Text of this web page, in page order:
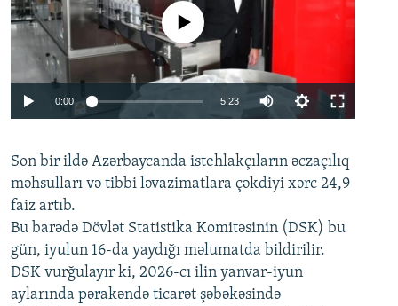
Auto 240p 360p 480p
720p 1080p
No media source currently available
0:00 5:23
360p
480p
720p
1080p
Son bir ildə Azərbaycanda istehlakçıların əczaçılıq
məhsulları və tibbi ləvazimatlara çəkdiyi xərc 24,9
faiz artıb.
Bu barədə Dövlət Statistika Komitəsinin (DSK) bu
gün, iyulun 16-da yaydığı məlumatda bildirilir.
DSK vurğulayır ki, 2026-cı ilin yanvar-iyun
aylarında pərakəndə ticarət şəbəkəsində